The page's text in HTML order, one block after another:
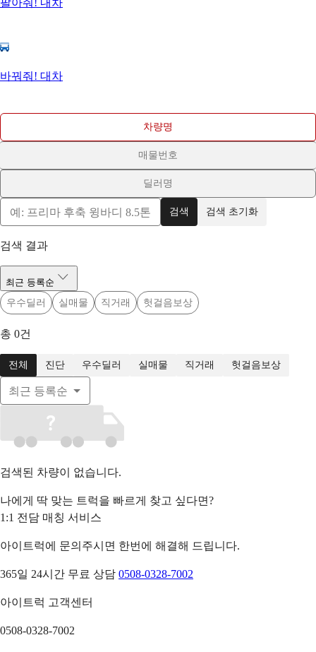
팔아줘! 내차
바꿔줘! 대차
차량명
매물번호
딜러명
검색 검색 초기화
검색 결과
최근 등록순
우수딜러
실매물 직거래 헛걸음보상
총 0건
전체 진단 우수딜러 실매물 직거래 헛걸음보상
최근 등록순
검색된 차량이 없습니다.
나에게 딱 맞는 트럭을 빠르게 찾고 싶다면?
1:1 전담 매칭 서비스
아이트럭에 문의주시면 한번에 해결해 드립니다.
365일 24시간 무료 상담 0508-0328-7002
아이트럭 고객센터
0508-0328-7002